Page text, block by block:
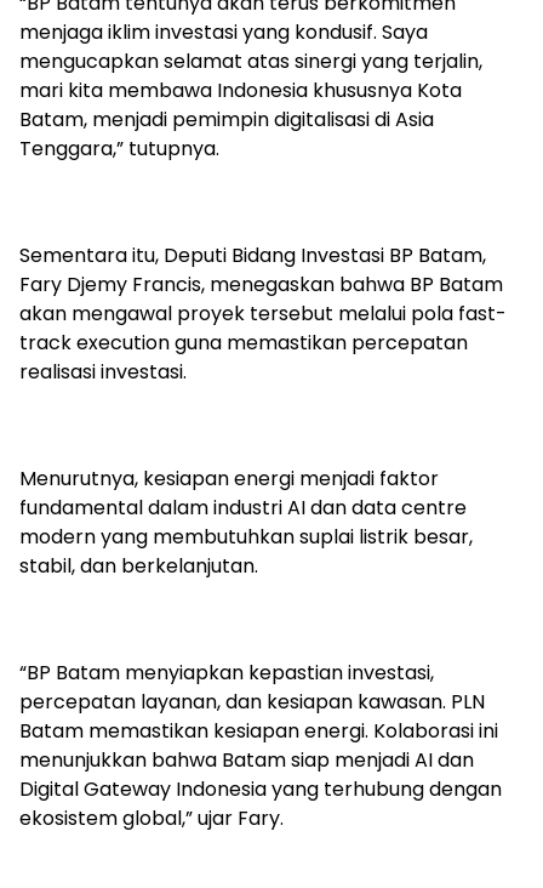
menjaga iklim investasi yang kondusif. Saya
mengucapkan selamat atas sinergi yang terjalin,
mari kita membawa Indonesia khususnya Kota
Batam, menjadi pemimpin digitalisasi di Asia
Tenggara,” tutupnya.
Sementara itu, Deputi Bidang Investasi BP Batam,
Fary Djemy Francis, menegaskan bahwa BP Batam
akan mengawal proyek tersebut melalui pola fast-
track execution guna memastikan percepatan
realisasi investasi.
Menurutnya, kesiapan energi menjadi faktor
fundamental dalam industri AI dan data centre
modern yang membutuhkan suplai listrik besar,
stabil, dan berkelanjutan.
“BP Batam menyiapkan kepastian investasi,
percepatan layanan, dan kesiapan kawasan. PLN
Batam memastikan kesiapan energi. Kolaborasi ini
menunjukkan bahwa Batam siap menjadi AI dan
Digital Gateway Indonesia yang terhubung dengan
ekosistem global,” ujar Fary.